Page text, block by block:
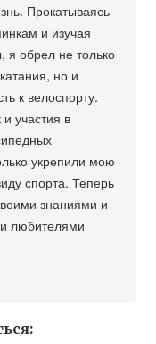
Прокатываясь
и изучая
обрел не только
но и
к велоспорту.
участия в
укрепили мою
спорта. Теперь
знаниями и
любителями